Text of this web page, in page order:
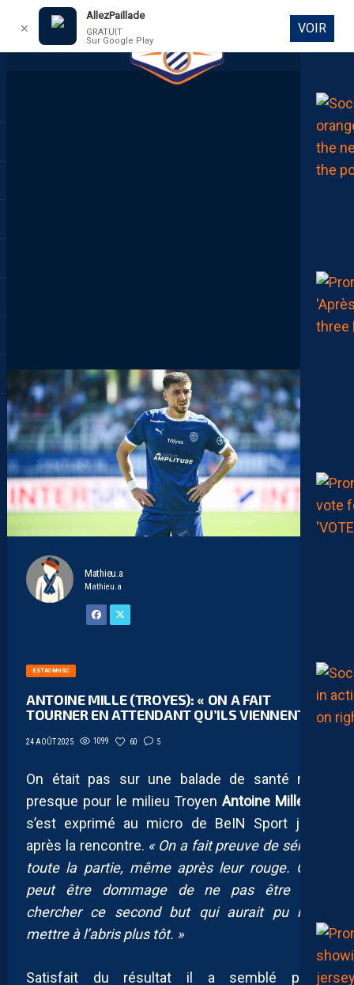
DIRECT
Mathieu.a
Mathieu.a
ESTAC-MHSC
ANTOINE MILLE (TROYES): « ON A FAIT
TOURNER EN ATTENDANT QU’ILS VIENNENT »
24 AOÛT 2025 1099 60 5
On était pas sur une balade de santé mais
presque pour le milieu TroyenAntoine Mille
s’est exprimé au micro de BeIN Sport juste
après la rencontre. « On a fait preuve de sérieux
toute la partie, même après leur rouge. C’est
peut être dommage de ne pas être aller
chercher ce second but qui aurait pu nous
mettre à l’abris plus tôt. »
Satisfait du résultat il a semblé plutôt
✕
AllezPaillade
GRATUIT
Sur Google Play
VOIR